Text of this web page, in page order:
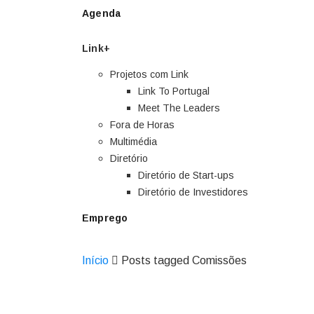
Agenda
Link+
Projetos com Link
Link To Portugal
Meet The Leaders
Fora de Horas
Multimédia
Diretório
Diretório de Start-ups
Diretório de Investidores
Emprego
Início Posts tagged Comissões